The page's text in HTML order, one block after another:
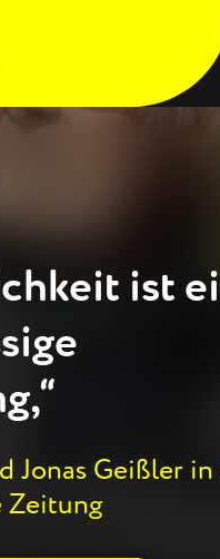
ist
Jonas Geißler
Zeitung